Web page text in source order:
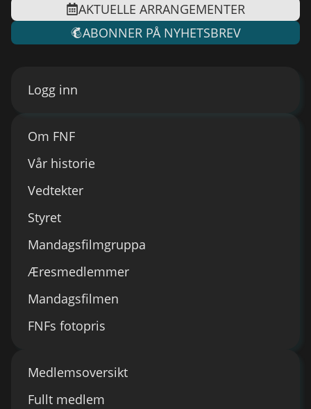
AKTUELLE ARRANGEMENTER
ABONNER PÅ NYHETSBREV
Om FNF
Vår historie
Vedtekter
Styret
Mandagsfilmgruppa
Æresmedlemmer
Mandagsfilmen
FNFs fotopris
Medlemsoversikt
Fullt medlem
Logg inn